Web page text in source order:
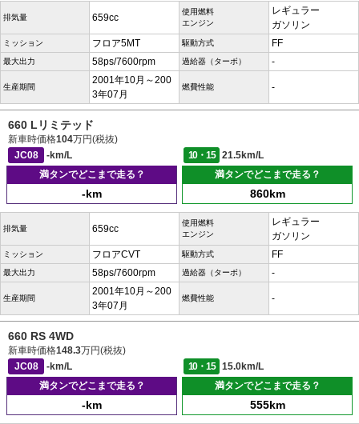
排気量 659cc
使用燃料
エンジン
レギュラー
ガソリン
ミッション フロア5MT 駆動方式 FF
最大出力 58ps/7600rpm 過給器（ターボ） -
生産期間
2001年10月～200
3年07月
燃費性能 -
660 Lリミテッド
新車時価格104万円(税抜)
JC08
-km/L 10・15
21.5km/L
満タンでどこまで走る？
-km
満タンでどこまで走る？
860km
排気量 659cc
使用燃料
エンジン
レギュラー
ガソリン
ミッション フロアCVT 駆動方式 FF
最大出力 58ps/7600rpm 過給器（ターボ） -
生産期間
2001年10月～200
3年07月
燃費性能 -
660 RS 4WD
新車時価格148.3万円(税抜)
JC08
-km/L 10・15
15.0km/L
満タンでどこまで走る？
-km
満タンでどこまで走る？
555km